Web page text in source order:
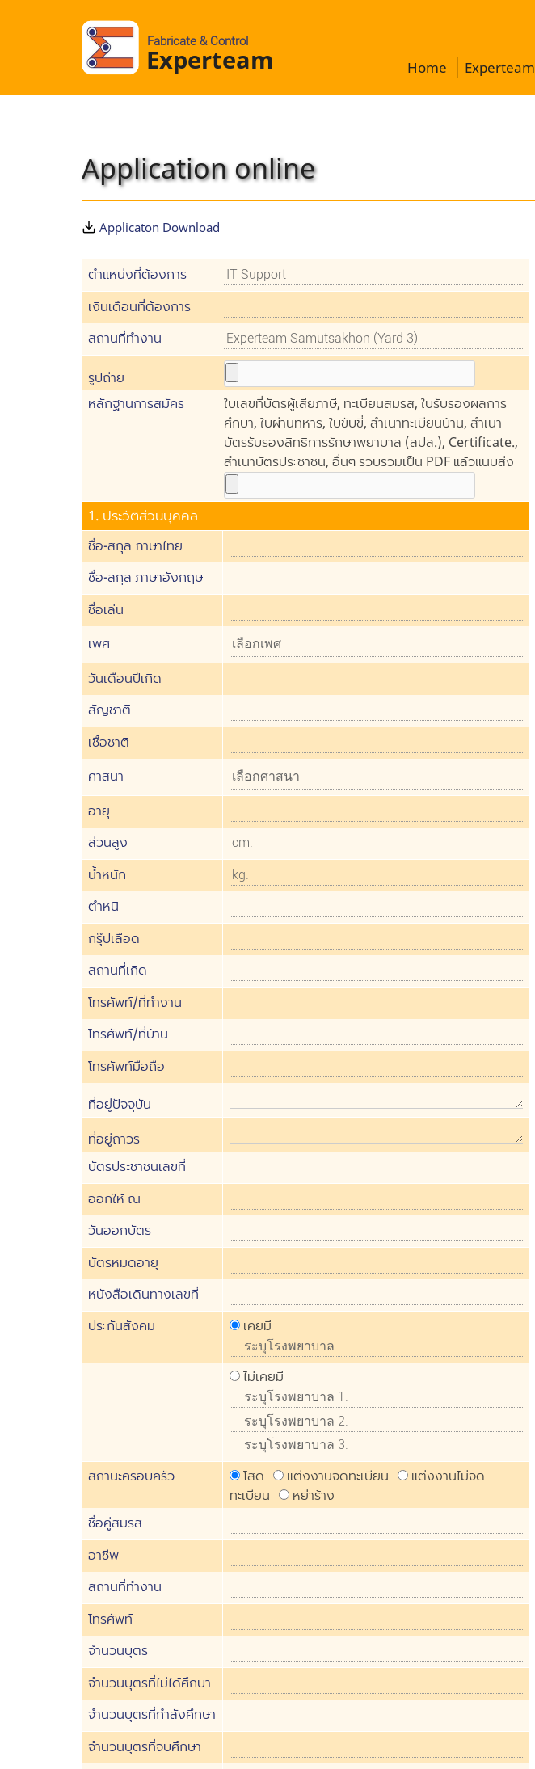
Fabricate & Control
Experteam Home Experteam
Application online
Applicaton Download
ตำแหน่งที่ต้องการ
เงินเดือนที่ต้องการ
สถานที่ทำงาน
รูปถ่าย
หลักฐานการสมัคร
ใบเลขที่บัตรผู้เสียภาษี, ทะเบียนสมรส, ใบรับรองผลการ
ศึกษา, ใบผ่านทหาร, ใบขับขี่, สำเนาทะเบียนบ้าน, สำเนา
บัตรรับรองสิทธิการรักษาพยาบาล (สปส.), Certificate.,
สำเนาบัตรประชาชน, อื่นๆ รวบรวมเป็น PDF แล้วแนบส่ง
1. ประวัติส่วนบุคคล
ชื่อ-สกุล ภาษาไทย
ชื่อ-สกุล ภาษาอังกฤษ
ชื่อเล่น
เพศ
วันเดือนปีเกิด
สัญชาติ
เชื้อชาติ
ศาสนา
อายุ
ส่วนสูง
น้ำหนัก
ตำหนิ
กรุ๊ปเลือด
สถานที่เกิด
โทรศัพท์/ที่ทำงาน
โทรศัพท์/ที่บ้าน
โทรศัพท์มือถือ
ที่อยู่ปัจจุบัน
ที่อยู่ถาวร
บัตรประชาชนเลขที่
ออกให้ ณ
วันออกบัตร
บัตรหมดอายุ
หนังสือเดินทางเลขที่
ประกันสังคม
เคยมี
ไม่เคยมี
สถานะครอบครัว โสด แต่งงานจดทะเบียน
แต่งงานไม่จด
ทะเบียน
หย่าร้าง
ชื่อคู่สมรส
อาชีพ
สถานที่ทำงาน
โทรศัพท์
จำนวนบุตร
จำนวนบุตรที่ไม่ได้ศึกษา
จำนวนบุตรที่กำลังศึกษา
จำนวนบุตรที่จบศึกษา